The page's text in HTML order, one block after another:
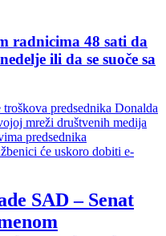
radnicima 48 sati da
ili da se suoče sa
predsednika Donalda
mreži društvenih medija
predsednika
će uskoro dobiti e-
SAD – Senat